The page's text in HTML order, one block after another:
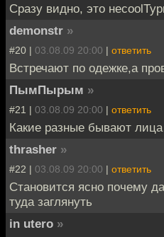
Сразу видно, это
demonstr »
#20 | 03.08.09 20:00 | ответить
Встречают по одежке,а
ПымПырым »
#21 | 03.08.09 20:00 | ответить
Какие разные бывают
thrasher »
#22 | 03.08.09 20:00 | ответить
Становится ясно почему
туда заглянуть
in utero »